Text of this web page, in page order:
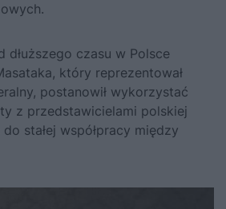
dłuższego czasu w Polsce
który reprezentował
postanowił wykorzystać
z przedstawicielami polskiej
stałej współpracy między